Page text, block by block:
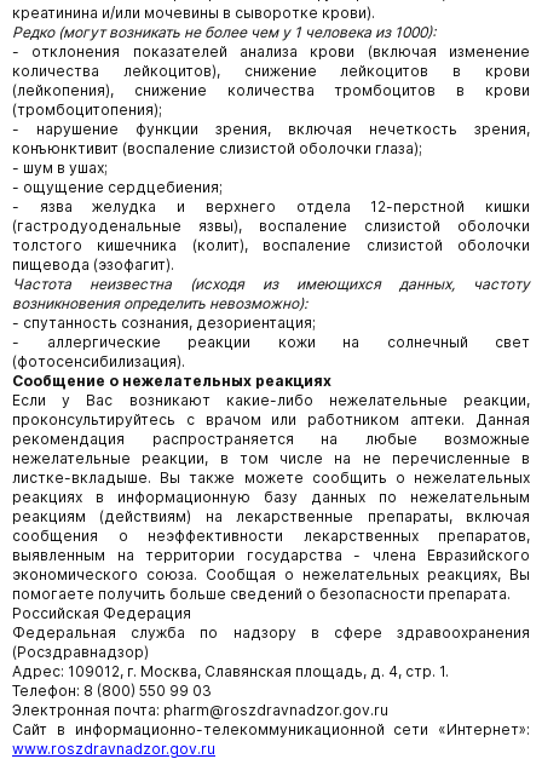
креатинина и/или мочевины в сыворотке крови).
Редко (могут возникать не более чем у 1 человека из 1000):
- отклонения показателей анализа крови (включая изменение
количества лейкоцитов), снижение лейкоцитов в крови
(лейкопения), снижение количества тромбоцитов в крови
(тромбоцитопения);
- нарушение функции зрения, включая нечеткость зрения,
конъюнктивит (воспаление слизистой оболочки глаза);
- шум в ушах;
- ощущение сердцебиения;
- язва желудка и верхнего отдела 12-перстной кишки
(гастродуоденальные язвы), воспаление слизистой оболочки
толстого кишечника (колит), воспаление слизистой оболочки
пищевода (эзофагит).
Частота неизвестна (исходя из имеющихся данных, частоту
возникновения определить невозможно):
- спутанность сознания, дезориентация;
- аллергические реакции кожи на солнечный свет
(фотосенсибилизация).
Сообщение о нежелательных реакциях
Если у Вас возникают какие-либо нежелательные реакции,
проконсультируйтесь с врачом или работником аптеки. Данная
рекомендация распространяется на любые возможные
нежелательные реакции, в том числе на не перечисленные в
листке-вкладыше. Вы также можете сообщить о нежелательных
реакциях в информационную базу данных по нежелательным
реакциям (действиям) на лекарственные препараты, включая
сообщения о неэффективности лекарственных препаратов,
выявленным на территории государства - члена Евразийского
экономического союза. Сообщая о нежелательных реакциях, Вы
помогаете получить больше сведений о безопасности препарата.
Российская Федерация
Федеральная служба по надзору в сфере здравоохранения
(Росздравнадзор)
Адрес: 109012, г. Москва, Славянская площадь, д. 4, стр. 1.
Телефон: 8 (800) 550 99 03
Электронная почта: pharm@roszdravnadzor.gov.ru
Сайт в информационно-телекоммуникационной сети «Интернет»:
www.roszdravnadzor.gov.ru